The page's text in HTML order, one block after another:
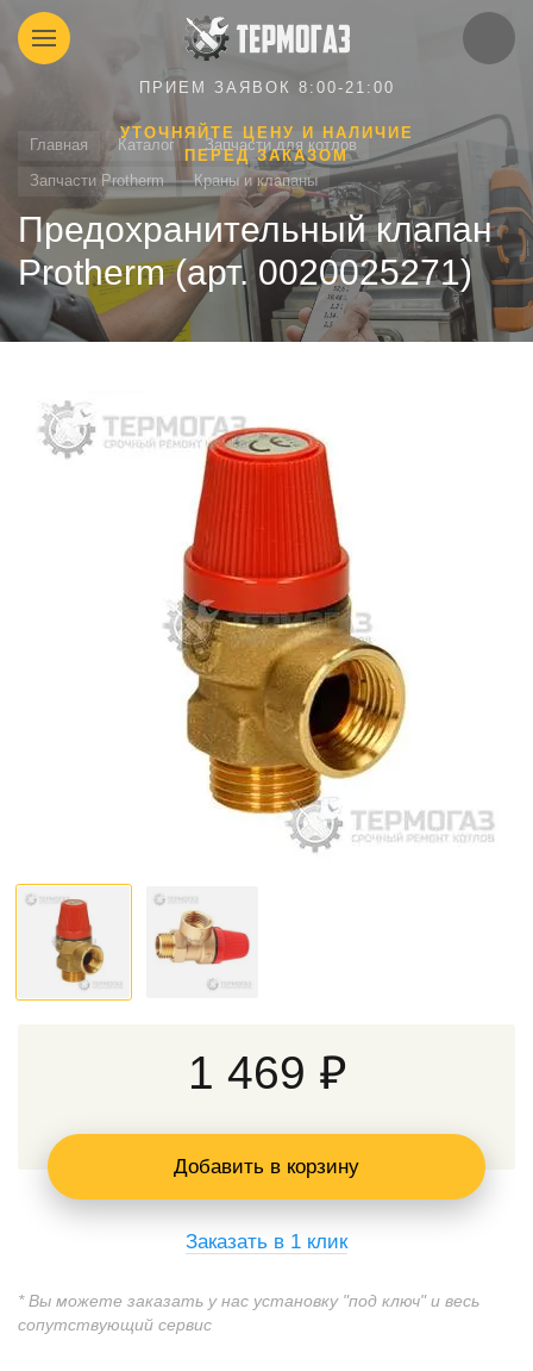
ПРИЕМ ЗАЯВОК 8:00-21:00
УТОЧНЯЙТЕ ЦЕНУ И НАЛИЧИЕ
ПЕРЕД ЗАКАЗОМ
Главная Каталог
Запчасти для котлов
Запчасти Protherm
Краны и клапаны
Предохранительный клапан
Protherm (арт. 0020025271)
1 469 ₽
Добавить в корзину
Заказать в 1 клик
* Вы можете заказать у нас установку "под ключ" и весь
сопутствующий сервис